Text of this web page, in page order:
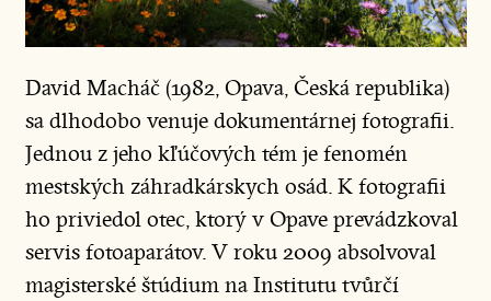
David Macháč (1982, Opava, Česká republika)
sa dlhodobo venuje dokumentárnej fotografii.
Jednou z jeho kľúčových tém je fenomén
mestských záhradkárskych osád. K fotografii
ho priviedol otec, ktorý v Opave prevádzkoval
servis fotoaparátov. V roku 2009 absolvoval
magisterské štúdium na Institutu tvůrčí